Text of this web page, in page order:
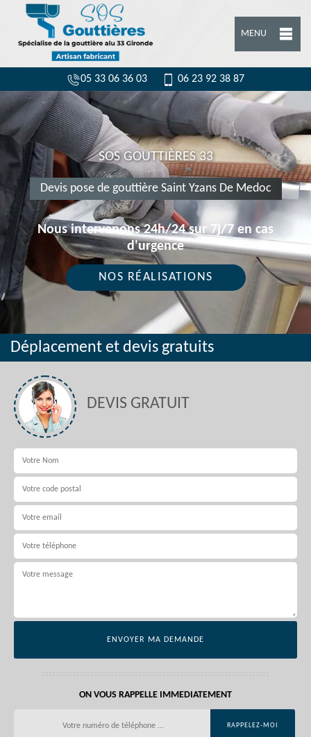
MENU
05 33 06 36 03 06 23 92 38 87
SOS GOUTTIÈRES 33
Devis pose de gouttière Saint Yzans De Medoc
Nous intervenons 24h/24 sur 7j/7 en cas
d'urgence
NOS RÉALISATIONS
Déplacement et devis gratuits
DEVIS GRATUIT
ON VOUS RAPPELLE IMMEDIATEMENT